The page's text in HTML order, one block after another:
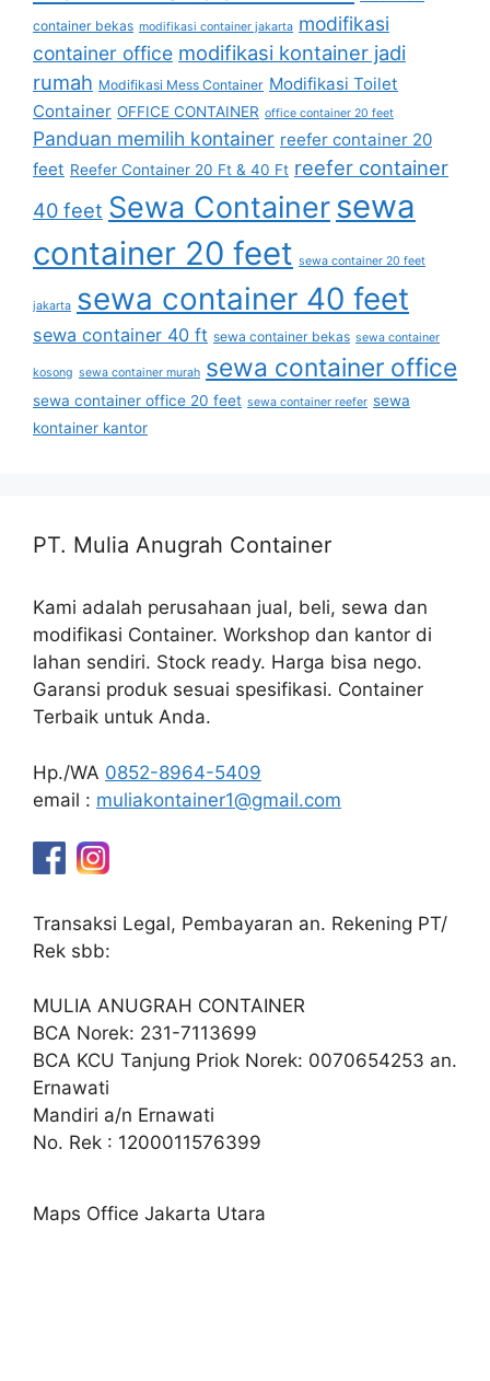
container bekas modifikasi container jakarta modifikasi
container office modifikasi kontainer jadi
rumah Modifikasi Mess Container Modifikasi Toilet
Container OFFICE CONTAINER office container 20 feet
Panduan memilih kontainer reefer container 20
feet Reefer Container 20 Ft & 40 Ft reefer container
40 feet Sewa Containersewa
container 20 feet sewa container 20 feet
jakarta sewa container 40 feet
sewa container 40 ft sewa container bekas sewa container
kosong sewa container murah sewa container office
sewa container office 20 feet sewa container reefer sewa
kontainer kantor
PT. Mulia Anugrah Container
Kami adalah perusahaan jual, beli, sewa dan
modifikasi Container. Workshop dan kantor di
lahan sendiri. Stock ready. Harga bisa nego.
Garansi produk sesuai spesifikasi. Container
Terbaik untuk Anda.
Hp./WA 0852-8964-5409
email : muliakontainer1@gmail.com
Transaksi Legal, Pembayaran an. Rekening PT/
Rek sbb:
MULIA ANUGRAH CONTAINER
BCA Norek: 231-7113699
BCA KCU Tanjung Priok Norek: 0070654253 an.
Ernawati
Mandiri a/n Ernawati
No. Rek : 1200011576399
Maps Office Jakarta Utara